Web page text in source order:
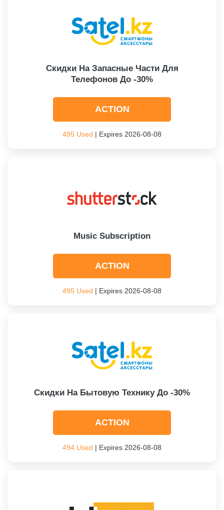
Скидки На Запасные Части Для
Телефонов До -30%
ACTION
495 Used | Expires 2026-08-08
Music Subscription
ACTION
495 Used | Expires 2026-08-08
Скидки На Бытовую Технику До -30%
ACTION
494 Used | Expires 2026-08-08